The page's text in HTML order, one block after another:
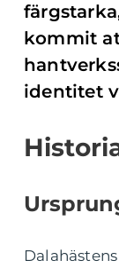
kommit
identitet